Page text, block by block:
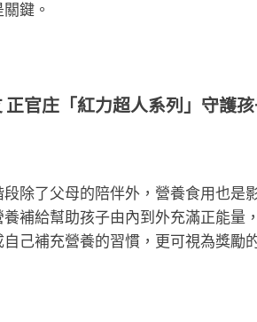
鍵。
正官庄「紅力超人系列」守護
除了父母的陪伴外，營養食用也是
養補給幫助孩子由內到外充滿正能量
己補充營養的習慣，更可視為獎勵